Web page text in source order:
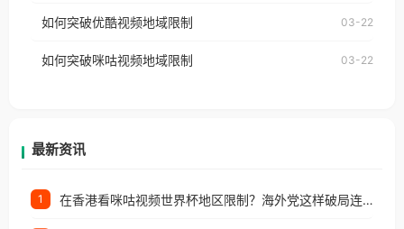
权限制所困扰。
制问题，且仅能在中国大陆地区播放。 遇到这个问题
户收听网易云音乐地区版权限制」的问题，无论人在
如何突破优酷视频地域限制 03-22
如何突破咪咕视频地域限制 03-22
最新资讯
1 在香港看咪咕视频世界杯地区限制？海外党这样破局连看7天不卡顿！